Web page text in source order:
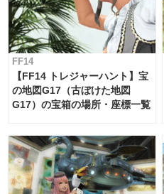
FF14
【FF14 トレジャーハント】宝
の地図G17（古ぼけた地図
G17）の宝箱の場所・座標一覧